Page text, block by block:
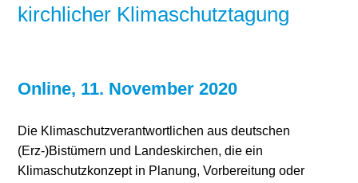
kirchlicher Klimaschutztagung
Online, 11. November 2020
Die Klimaschutzverantwortlichen aus deutschen
(Erz-)Bistümern und Landeskirchen, die ein
Klimaschutzkonzept in Planung, Vorbereitung oder